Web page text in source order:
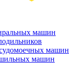
машин
машин
машин